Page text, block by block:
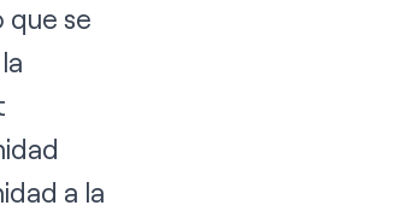
que se
a la